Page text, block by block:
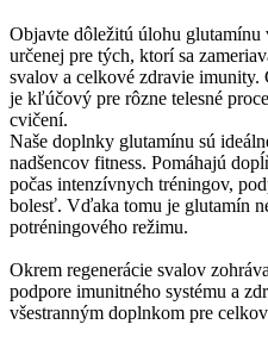
Objavte dôležitú úlohu glutamínu
určenej pre tých, ktorí sa
svalov a celkové zdravie
je kľúčový pre rôzne telesné
cvičení.
Naše doplnky glutamínu sú
nadšencov fitness. Pomáhajú
počas intenzívnych tréningov,
bolesť. Vďaka tomu je glutamín
potréningového režimu.
Okrem regenerácie svalov
podpore imunitného systému a
všestranným doplnkom pre